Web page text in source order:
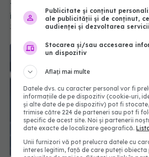
31 mai 2026, 12:29
Tratamentul care reduce riscul
cancerul de colon
Publicitate și conținut
ale publicității și de conținut,
audienței și dezvoltarea
Stocarea și/sau accesarea
un dispozitiv
Aflați mai multe
Datele dvs. cu caracter personal vor fi
informațiile de pe dispozitiv (cookie-uri,
și alte date de pe dispozitiv) pot fi
trimise către 224 de parteneri sau pot fi
specific de acest site. Noi și partenerii
date exacte de localizare geografică.
Unii furnizori vă pot prelucra datele cu
interes legitim, față de care puteți obiecta